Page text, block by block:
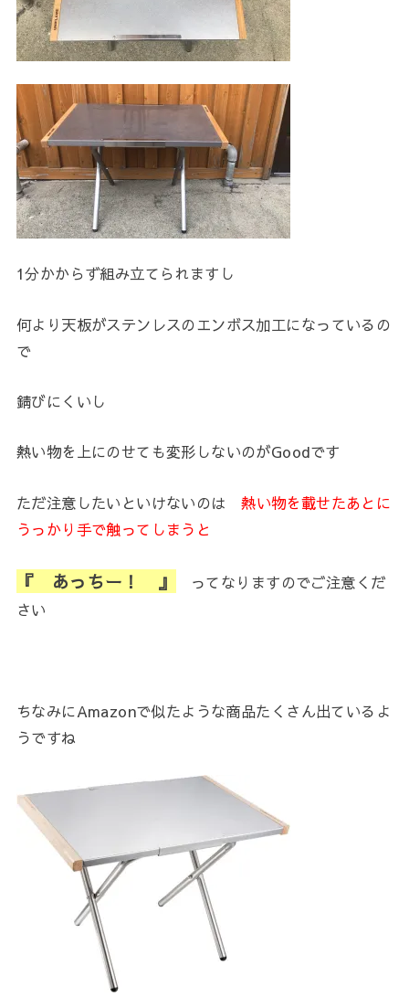
1分かからず組み立てられますし
何より天板がステンレスのエンボス加工になっているの
で
錆びにくいし
熱い物を上にのせても変形しないのがGoodです
ただ注意したいといけないのは熱い物を載せたあとに
うっかり手で触ってしまうと
『 あっちー！ 』
ってなりますのでご注意くだ
さい
ちなみにAmazonで似たような商品たくさん出ているよ
うですね